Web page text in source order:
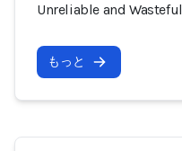
Unreliable and Wasteful
もっと